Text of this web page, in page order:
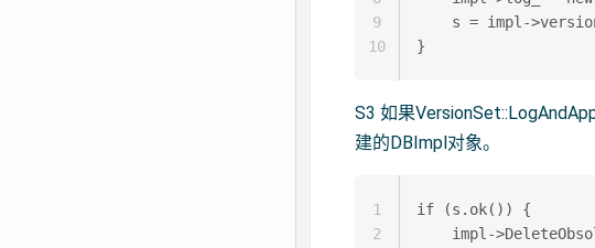
s = impl-
9
10
S3 如果
建的DBImpl对象。
if (s.ok()) {
impl-
1
2